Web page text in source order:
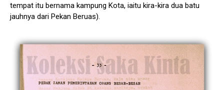
tempat itu bernama kampung Kota, iaitu kira-kira dua batu
jauhnya dari Pekan Beruas).